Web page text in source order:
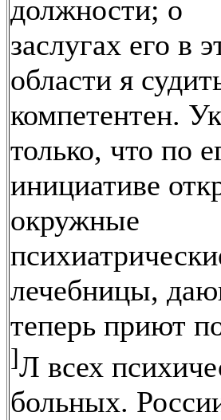
должности; о
заслугах его в
области я
компетентен.
только, что по
инициативе
окружные
лечебницы,
теперь приют
]Л всех
больных.